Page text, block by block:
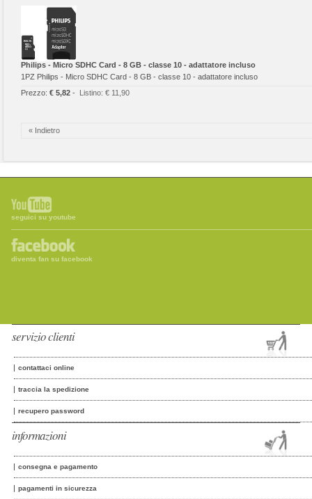
Philips - Micro SDHC Card - 8 GB - classe 10 - adattatore incluso
1PZ Philips - Micro SDHC Card - 8 GB - classe 10 - adattatore incluso
Prezzo: € 5,82 - Listino: € 11,90
« Indietro
seguici su youtube
diventa fan su facebook
servizio clienti
contattaci online
traccia la spedizione
recupero password
informazioni
consegna e pagamento
pagamenti in sicurezza